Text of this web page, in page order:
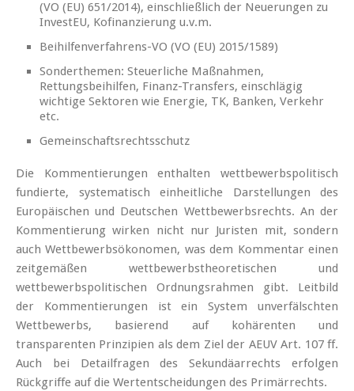
(VO (EU) 651/2014), einschließlich der Neuerungen zu
InvestEU, Kofinanzierung u.v.m.
Beihilfenverfahrens-VO (VO (EU) 2015/1589)
Sonderthemen: Steuerliche Maßnahmen,
Rettungsbeihilfen, Finanz-Transfers, einschlägig
wichtige Sektoren wie Energie, TK, Banken, Verkehr
etc.
Gemeinschaftsrechtsschutz
Die Kommentierungen enthalten wettbewerbspolitisch
fundierte, systematisch einheitliche Darstellungen des
Europäischen und Deutschen Wettbewerbsrechts. An der
Kommentierung wirken nicht nur Juristen mit, sondern
auch Wettbewerbsökonomen, was dem Kommentar einen
zeitgemäßen wettbewerbstheoretischen und
wettbewerbspolitischen Ordnungsrahmen gibt. Leitbild
der Kommentierungen ist ein System unverfälschten
Wettbewerbs, basierend auf kohärenten und
transparenten Prinzipien als dem Ziel der AEUV Art. 107 ff.
Auch bei Detailfragen des Sekundäarrechts erfolgen
Rückgriffe auf die Wertentscheidungen des Primärrechts.